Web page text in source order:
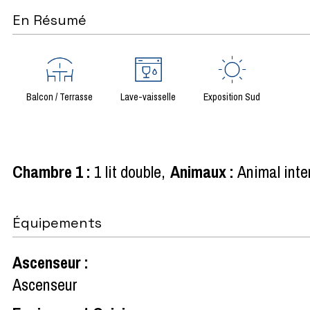
En Résumé
Balcon / Terrasse Lave-vaisselle Exposition Sud
Chambre 1: 1 lit double Animaux: Animal
Équipements
Ascenseur:
Ascenseur